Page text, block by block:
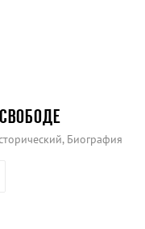
Биография